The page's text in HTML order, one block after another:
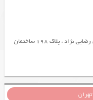
آدرس : تهران ، بلوار مرزداران ، بعد از خیابان رضایی نژاد ، پلاک 198 ساختمان